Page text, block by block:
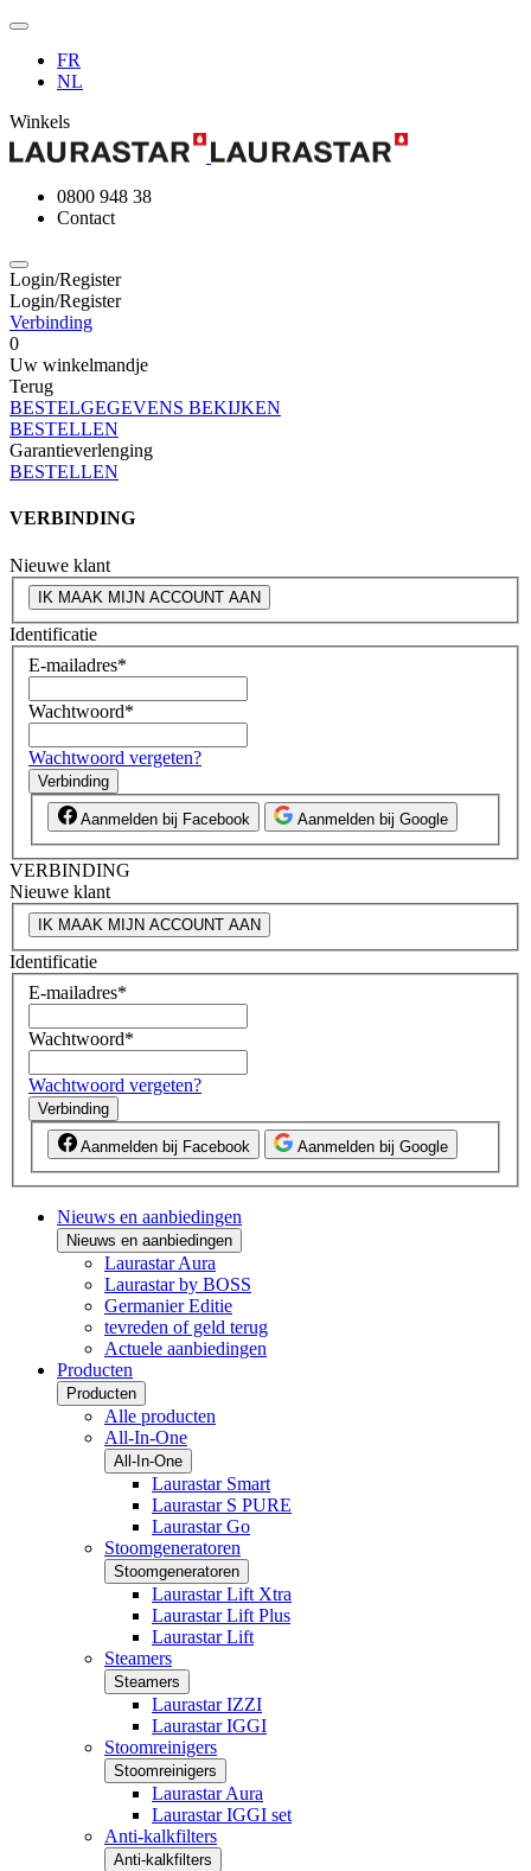
FR
NL
Winkels
0800 948 38
Contact
Login/Register
Login/Register
Verbinding
0
Uw winkelmandje
Terug
BESTELGEGEVENS BEKIJKEN
BESTELLEN
Garantieverlenging
BESTELLEN
VERBINDING
Nieuwe klant
IK MAAK MIJN ACCOUNT AAN
Identificatie
E-mailadres*
Wachtwoord*
Wachtwoord vergeten?
Verbinding
Aanmelden bij Facebook Aanmelden bij Google
VERBINDING
Nieuwe klant
IK MAAK MIJN ACCOUNT AAN
Identificatie
E-mailadres*
Wachtwoord*
Wachtwoord vergeten?
Verbinding
Aanmelden bij Facebook Aanmelden bij Google
Nieuws en aanbiedingen
Nieuws en aanbiedingen
Laurastar Aura
Laurastar by BOSS
Germanier Editie
tevreden of geld terug
Actuele aanbiedingen
Producten
Producten
Alle producten
All-In-One
All-In-One
Laurastar Smart
Laurastar S PURE
Laurastar Go
Stoomgeneratoren
Stoomgeneratoren
Laurastar Lift Xtra
Laurastar Lift Plus
Laurastar Lift
Steamers
Steamers
Laurastar IZZI
Laurastar IGGI
Stoomreinigers
Stoomreinigers
Laurastar Aura
Laurastar IGGI set
Anti-kalkfilters
Anti-kalkfilters